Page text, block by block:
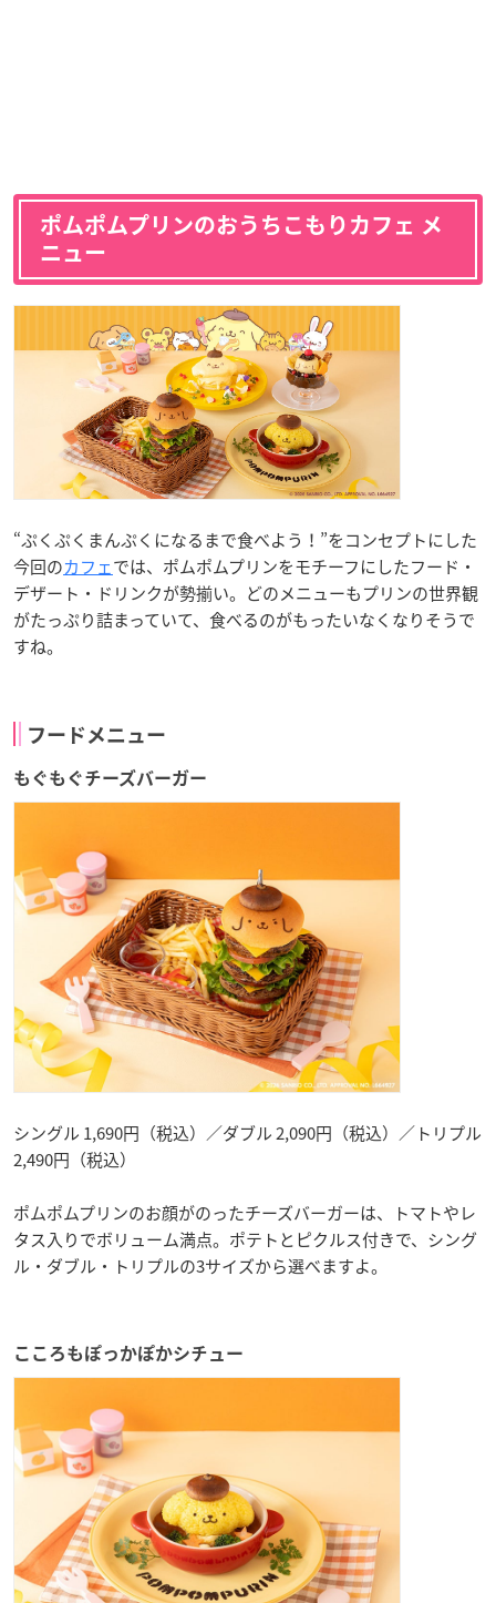
ポムポムプリンのおうちこもりカフェ メ
ニュー
“ぷくぷくまんぷくになるまで食べよう！”をコンセプトにした
今回のカフェでは、ポムポムプリンをモチーフにしたフード・
デザート・ドリンクが勢揃い。どのメニューもプリンの世界観
がたっぷり詰まっていて、食べるのがもったいなくなりそうで
すね。
フードメニュー
もぐもぐチーズバーガー
シングル 1,690円（税込）／ダブル 2,090円（税込）／トリプル
2,490円（税込）
ポムポムプリンのお顔がのったチーズバーガーは、トマトやレ
タス入りでボリューム満点。ポテトとピクルス付きで、シング
ル・ダブル・トリプルの3サイズから選べますよ。
こころもぽっかぽかシチュー